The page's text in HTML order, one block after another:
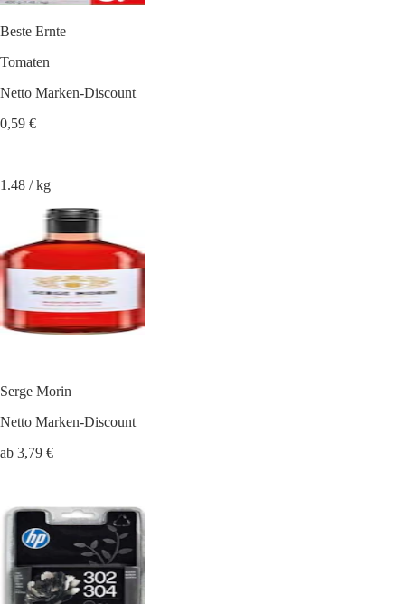
Beste Ernte
Tomaten
Netto Marken-Discount
0,59 €
1.48 / kg
Serge Morin
Netto Marken-Discount
ab 3,79 €